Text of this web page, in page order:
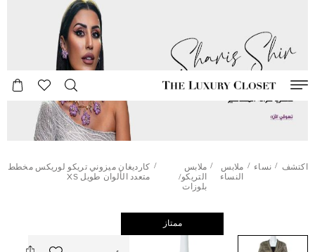
اكتشف / نساء / ملابس
النساء
/ ملابس
التريكو/
بلوزات
/ كارديغان ميزوني تريكو لوريكس مخطط
متعدد الألوان طويل XS
ممتاز